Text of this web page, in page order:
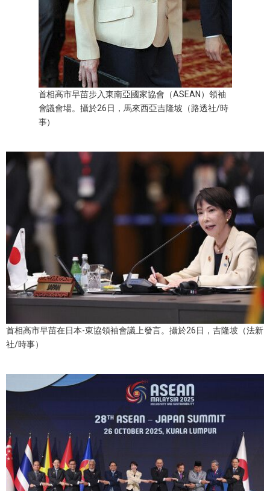
編輯部通知
首相高市早苗步入東南亞國家協會（ASEAN）領袖
會議會場。攝於26日，馬來西亞吉隆坡（路透社/時
事）
首相高市早苗在日本-東協領袖會議上發言。攝於26日，吉隆坡（法新
社/時事）